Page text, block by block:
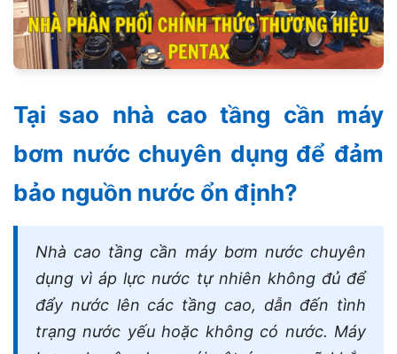
Tại sao nhà cao tầng cần máy
bơm nước chuyên dụng để đảm
bảo nguồn nước ổn định?
Nhà cao tầng cần máy bơm nước chuyên
dụng vì áp lực nước tự nhiên không đủ để
đẩy nước lên các tầng cao, dẫn đến tình
trạng nước yếu hoặc không có nước. Máy